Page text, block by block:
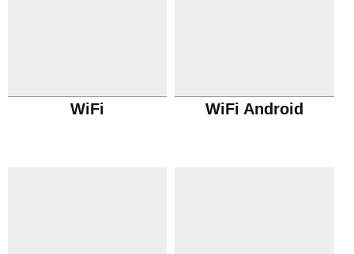
WiFi WiFi Android